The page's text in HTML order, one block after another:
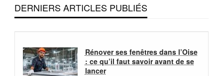
DERNIERS ARTICLES PUBLIÉS
Rénover ses fenêtres dans l’Oise
: ce qu’il faut savoir avant de se
lancer